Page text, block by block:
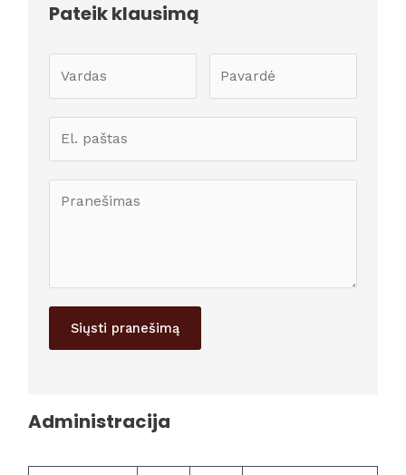
Pateik klausimą
Siųsti pranešimą
Administracija